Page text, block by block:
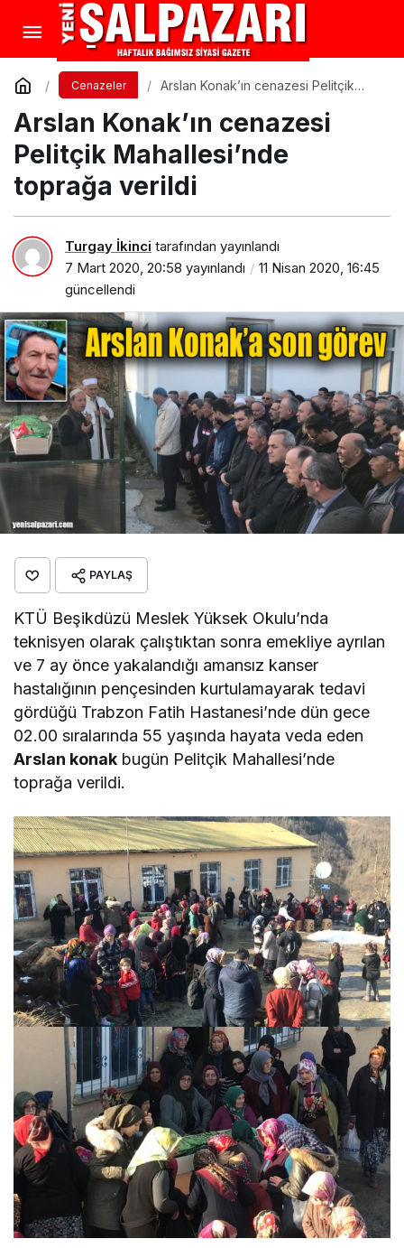
Cenazeler
Arslan Konak’ın cenazesi Pelitçik
Arslan Konak’ın cenazesi
Pelitçik Mahallesi’nde
toprağa verildi
Turgay İkinci tarafından yayınlandı
7 Mart 2020, 20:58 yayınlandı
11 Nisan 2020, 16:45
güncellendi
PAYLAŞ
KTÜ Beşikdüzü Meslek Yüksek Okulu’nda
teknisyen olarak çalıştıktan sonra emekliye ayrılan
ve 7 ay önce yakalandığı amansız kanser
hastalığının pençesinden kurtulamayarak tedavi
gördüğü Trabzon Fatih Hastanesi’nde dün gece
02.00 sıralarında 55 yaşında hayata veda eden
Arslan konak bugün Pelitçik Mahallesi’nde
toprağa verildi.